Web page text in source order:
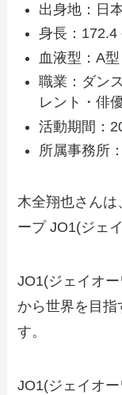
出身地：日
身長：172.4
血液型：A型
職業：ダン
レント・俳
活動期間：
所属事務所
木全翔也さん
ープ JO1(ジェ
JO1(ジェイオ
から世界を目指
す。
JO1(ジェイオ